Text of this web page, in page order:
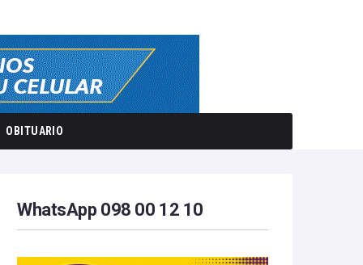
OBITUARIO
WhatsApp 098 00 12 10